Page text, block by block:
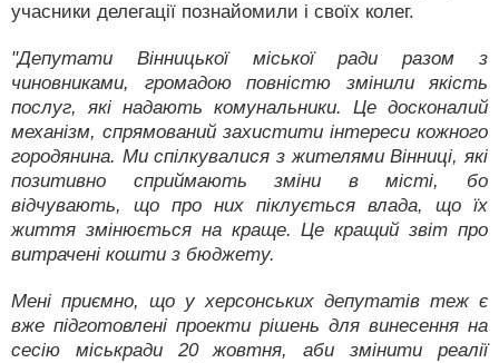
учасники делегації познайомили і своїх колег.
"Депутати Вінницької міської ради разом з
чиновниками, громадою повністю змінили якість
послуг, які надають комунальники. Це досконалий
механізм, спрямований захистити інтереси кожного
городянина. Ми спілкувалися з жителями Вінниці, які
позитивно сприймають зміни в місті, бо
відчувають, що про них піклується влада, що їх
життя змінюється на краще. Це кращий звіт про
витрачені кошти з бюджету.
Мені приємно, що у херсонських депутатів теж є
вже підготовлені проекти рішень для винесення на
сесію міськради 20 жовтня, аби змінити реалії